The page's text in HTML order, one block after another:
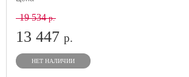
19 534р.
13 447 р.
НЕТ НАЛИЧИИ